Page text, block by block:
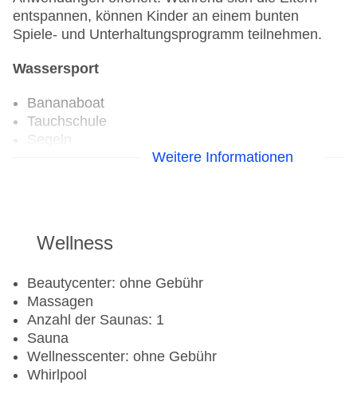
entspannen, können Kinder an einem bunten
Spiele- und Unterhaltungsprogramm teilnehmen.
Wassersport
Bananaboat
Tauchschule
Segeln
Aerobic
Fahrradverleih
Fitnessraum
Tennisplatz
Weitere Informationen
Wellness
Beautycenter: ohne Gebühr
Massagen
Anzahl der Saunas: 1
Sauna
Wellnesscenter: ohne Gebühr
Whirlpool